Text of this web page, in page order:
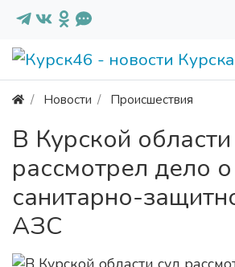
Новости Происшествия
В Курской
рассмотрел дело о
санитарно-
АЗС